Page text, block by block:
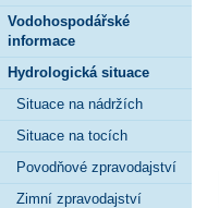
Vodohospodářské
informace
Hydrologická situace
Situace na nádržích
Situace na tocích
Povodňové zpravodajství
Zimní zpravodajství